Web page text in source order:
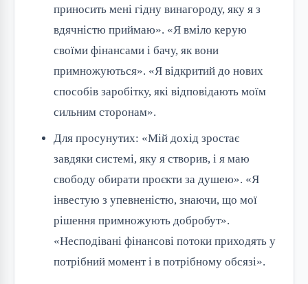
приносить мені гідну винагороду, яку я з
вдячністю приймаю». «Я вміло керую
своїми фінансами і бачу, як вони
примножуються». «Я відкритий до нових
способів заробітку, які відповідають моїм
сильним сторонам».
Для просунутих: «Мій дохід зростає
завдяки системі, яку я створив, і я маю
свободу обирати проєкти за душею». «Я
інвестую з упевненістю, знаючи, що мої
рішення примножують добробут».
«Несподівані фінансові потоки приходять у
потрібний момент і в потрібному обсязі».